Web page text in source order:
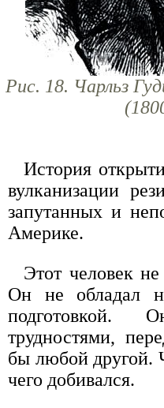
Рис. 18. Чарльз
История
вулканизации
запутанных и
Америке.
Этот человек
Он не обладал
подготовкой.
трудностями,
бы любой другой.
чего добивался.